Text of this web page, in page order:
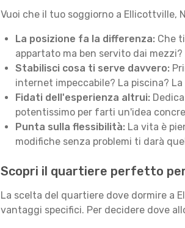
Vuoi che il tuo soggiorno a Ellicottville,
La posizione fa la differenza: Che
appartato ma ben servito dai
Stabilisci cosa ti serve davvero:
internet impeccabile? La piscina?
Fidati dell'esperienza altrui:
potentissimo per farti un'idea
Punta sulla flessibilità: La vita è
modifiche senza problemi ti darà
Scopri il quartiere perfetto
La scelta del quartiere dove dormire a
vantaggi specifici. Per decidere dove